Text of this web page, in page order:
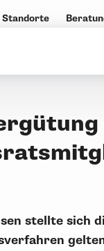
Standorte
stellte sich